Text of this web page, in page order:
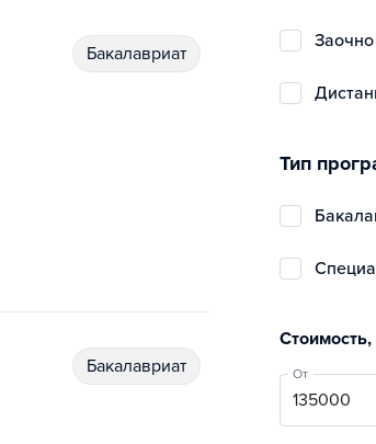
бакалавриат
бакалавриат
заочно
Тип
Стоимость,
От